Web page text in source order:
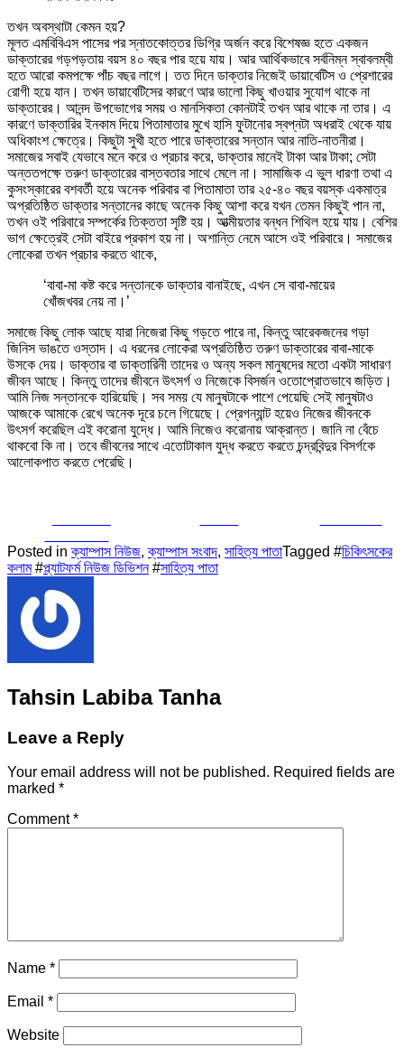
তখন অবস্থাটা কেমন হয়?
মূলত এমবিবিএস পাসের পর স্নাতকোত্তর ডিগ্রি অর্জন করে বিশেষজ্ঞ হতে একজন
ডাক্তারের গড়পড়তায় বয়স ৪০ বছর পার হয়ে যায়। আর আর্থিকভাবে সর্বনিম্ন স্বাবলম্বী
হতে আরো কমপক্ষে পাঁচ বছর লাগে। তত দিনে ডাক্তার নিজেই ডায়াবেটিস ও প্রেশারের
রোগী হয়ে যান। তখন ডায়াবেটিসের কারণে আর ভালো কিছু খাওয়ার সুযোগ থাকে না
ডাক্তারের। আনন্দ উপভোগের সময় ও মানসিকতা কোনটাই তখন আর থাকে না তার। এ
কারণে ডাক্তারির ইনকাম দিয়ে পিতামাতার মুখে হাসি ফুটানোর স্বপ্নটা অধরাই থেকে যায়
অধিকাংশ ক্ষেত্রে। কিছুটা সুখী হতে পারে ডাক্তারের সন্তান আর নাতি-নাতনীরা।
সমাজের সবাই যেভাবে মনে করে ও প্রচার করে, ডাক্তার মানেই টাকা আর টাকা; সেটা
অন্ততপক্ষে তরুণ ডাক্তারের বাস্তবতার সাথে মেলে না। সামাজিক এ ভুল ধারণা তথা এ
কুসংস্কারের বশবর্তী হয়ে অনেক পরিবার বা পিতামাতা তার ২৫-৪০ বছর বয়স্ক একমাত্র
অপ্রতিষ্ঠিত ডাক্তার সন্তানের কাছে অনেক কিছু আশা করে যখন তেমন কিছুই পান না,
তখন ওই পরিবারে সম্পর্কের তিক্ততা সৃষ্টি হয়। আত্মীয়তার বন্ধন শিথিল হয়ে যায়। বেশির
ভাগ ক্ষেত্রেই সেটা বাইরে প্রকাশ হয় না। অশান্তি নেমে আসে ওই পরিবারে। সমাজের
লোকেরা তখন প্রচার করতে থাকে,
‘বাবা-মা কষ্ট করে সন্তানকে ডাক্তার বানাইছে, এখন সে বাবা-মায়ের
খোঁজখবর নেয় না।’
সমাজে কিছু লোক আছে যারা নিজেরা কিছু গড়তে পারে না, কিন্তু আরেকজনের গড়া
জিনিস ভাঙতে ওস্তাদ। এ ধরনের লোকেরা অপ্রতিষ্ঠিত তরুণ ডাক্তারের বাবা-মাকে
উসকে দেয়। ডাক্তার বা ডাক্তারিনী তাদের ও অন্য সকল মানুষদের মতো একটা সাধারণ
জীবন আছে। কিন্তু তাদের জীবনে উৎসর্গ ও নিজেকে বিসর্জন ওতোপ্রোতভাবে জড়িত।
আমি নিজ সন্তানকে হারিয়েছি। সব সময় যে মানুষটাকে পাশে পেয়েছি সেই মানুষটাও
আজকে আমাকে রেখে অনেক দূরে চলে গিয়েছে। প্রেগন্যান্ট হয়েও নিজের জীবনকে
উৎসর্গ করেছিল এই করোনা যুদ্ধে। আমি নিজেও করোনায় আক্রান্ত। জানি না বেঁচে
থাকবো কি না। তবে জীবনের সাথে এতোটাকাল যুদ্ধ করতে করতে চন্দ্রবিন্দুর বিসর্গকে
আলোকপাত করতে পেরেছি।
Posted inক্যাম্পাস নিউজ,ক্যাম্পাস সংবাদ, সাহিত্য পাতাTagged #চিকিৎসকের
কলাম#প্ল্যাটফর্ম নিউজ ডিভিশন#সাহিত্য পাতা
Tahsin Labiba Tanha
Leave a Reply
Your email address will not be published. Required fields are
marked *
Comment*
Name *
Email *
Website